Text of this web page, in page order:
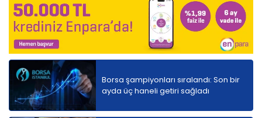
Borsa şampiyonları sıralandı: Son bir
ayda üç haneli getiri sağladı